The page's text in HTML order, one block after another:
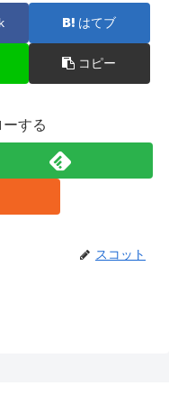
はてブ
コピー
する
スコット